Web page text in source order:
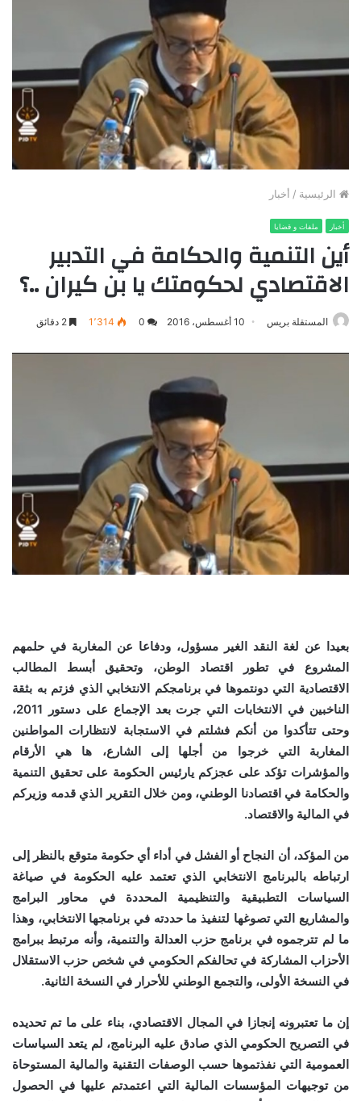
الرئيسية / أخبار
أخبار ملفات و قضايا
أين التنمية والحكامة في التدبير
الاقتصادي لحكومتك يا بن كيران ..؟
المستقلة بريس 10 أغسطس، 2016 0 1٬314
بعيدا عن لغة النقد الغير مسؤول، ودفاعا عن المغاربة في حلمهم
المشروع في تطور اقتصاد الوطن، وتحقيق أبسط المطالب
الاقتصادية التي دونتموها في برنامجكم الانتخابي الذي فزتم به بثقة
الناخبين في الانتخابات التي جرت بعد الإجماع على دستور 2011،
وحتى تتأكدوا من أنكم فشلتم في الاستجابة لانتظارات المواطنين
المغاربة التي خرجوا من أجلها إلى الشارع، ها هي الأرقام
والمؤشرات تؤكد على عجزكم يارئيس الحكومة على تحقيق التنمية
والحكامة في اقتصادنا الوطني، ومن خلال التقرير الذي قدمه وزيركم
في المالية والاقتصاد.
من المؤكد، أن النجاح أو الفشل في أداء أي حكومة متوقع بالنظر إلى
ارتباطه بالبرنامج الانتخابي الذي تعتمد عليه الحكومة في صياغة
السياسات التطبيقية والتنظيمية المحددة في محاور البرامج
والمشاريع التي تصوغها لتنفيذ ما حددته في برنامجها الانتخابي، وهذا
ما لم تترجموه في برنامج حزب العدالة والتنمية، وأنه مرتبط ببرامج
الأحزاب المشاركة في تحالفكم الحكومي في شخص حزب الاستقلال
في النسخة الأولى، والتجمع الوطني للأحرار في النسخة الثانية.
إن ما تعتبرونه إنجازا في المجال الاقتصادي، بناء على ما تم تحديده
في التصريح الحكومي الذي صادق عليه البرنامج، لم يتعد السياسات
العمومية التي نفذتموها حسب الوصفات التقنية والمالية المستوحاة
من توجيهات المؤسسات المالية التي اعتمدتم عليها في الحصول